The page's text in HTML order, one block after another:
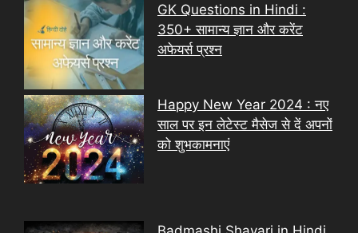
GK Questions in Hindi :
350+ सामान्य ज्ञान और करेंट
अफेयर्स प्रश्न
Happy New Year 2024 : नए
साल पर इन लेटेस्ट मैसेज से दें अपनों
को शुभकामनाएं